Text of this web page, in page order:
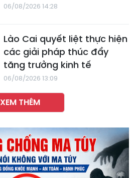
06/08/2026 14:28
Lào Cai quyết liệt thực hiện
các giải pháp thúc đẩy
tăng trưởng kinh tế
06/08/2026 13:09
XEM THÊM